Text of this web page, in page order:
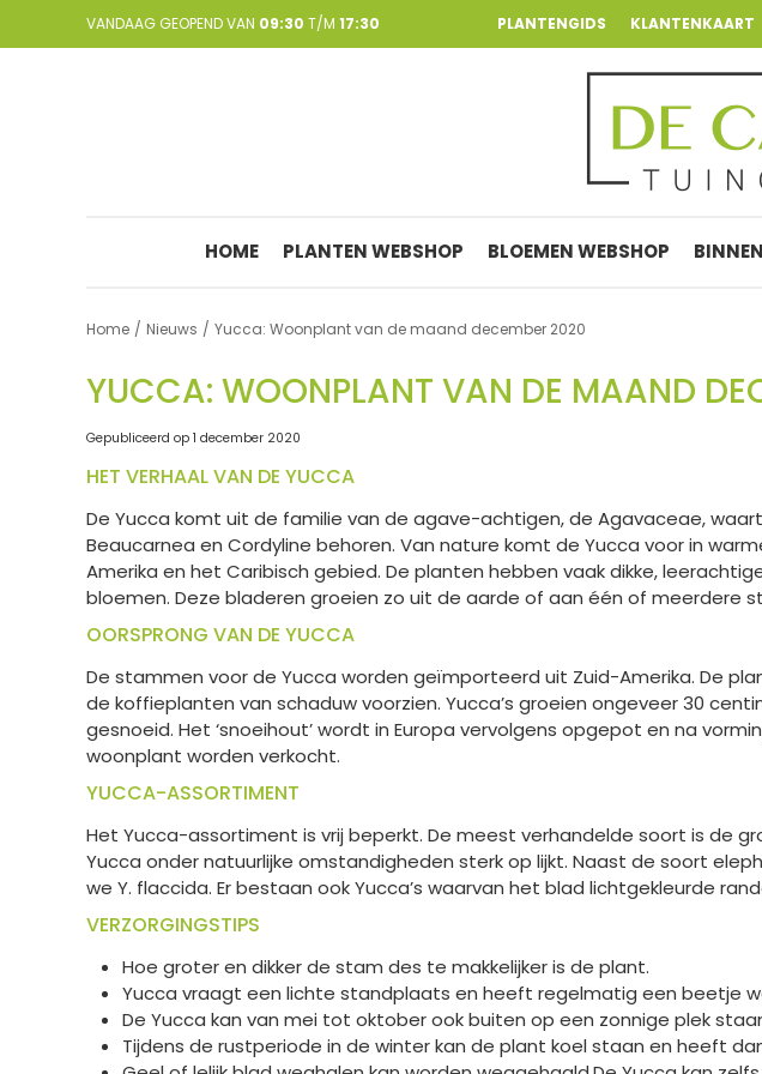
Home Nieuws Yucca: Woonplant van de maand december 2020
VANDAAG GEOPEND VAN 09:30 T/M 17:30 PLANTENGIDS KLANTENKAART
HOME PLANTEN WEBSHOP BLOEMEN WEBSHOP BINNEN
YUCCA: WOONPLANT VAN DE MAAND
Gepubliceerd op 1 december 2020
HET VERHAAL VAN DE YUCCA
De Yucca komt uit de familie van de agave-achtigen, de Agavaceae,
Beaucarnea en Cordyline behoren. Van nature komt de Yucca voor in
Amerika en het Caribisch gebied. De planten hebben vaak dikke,
bloemen. Deze bladeren groeien zo uit de aarde of aan één of meerdere
OORSPRONG VAN DE YUCCA
De stammen voor de Yucca worden geïmporteerd uit Zuid-Amerika. De
de koffieplanten van schaduw voorzien. Yucca’s groeien ongeveer 30
gesnoeid. Het ‘snoeihout’ wordt in Europa vervolgens opgepot en na
woonplant worden verkocht.
YUCCA-ASSORTIMENT
Het Yucca-assortiment is vrij beperkt. De meest verhandelde soort is de
Yucca onder natuurlijke omstandigheden sterk op lijkt. Naast de soort
we Y. flaccida. Er bestaan ook Yucca’s waarvan het blad lichtgekleurde
VERZORGINGSTIPS
Hoe groter en dikker de stam des te makkelijker is de plant.
Yucca vraagt een lichte standplaats en heeft regelmatig een beetje
De Yucca kan van mei tot oktober ook buiten op een zonnige plek
Tijdens de rustperiode in de winter kan de plant koel staan en heeft